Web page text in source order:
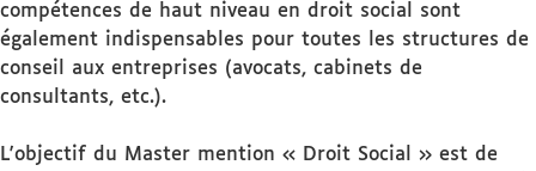
compétences de haut niveau en droit social sont
également indispensables pour toutes les structures de
conseil aux entreprises (avocats, cabinets de
consultants, etc.).
L'objectif du Master mention « Droit Social » est de